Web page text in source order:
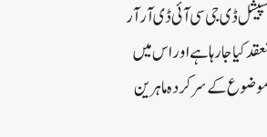
ڈی جی سی آئی ڈی آر آر
کیا جا رہا ہے اور اس میں
موضوع کے سرکردہ ماہرین